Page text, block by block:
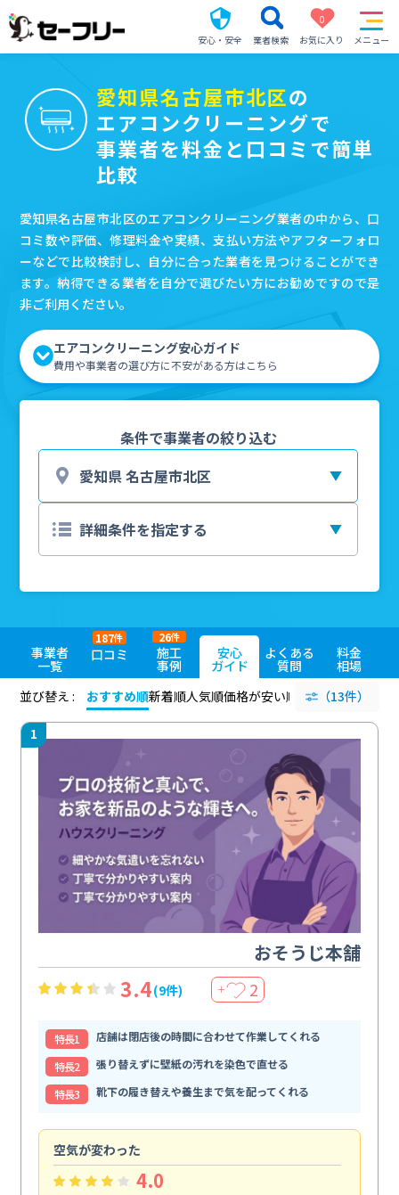
安心・安全 業者検索
0
お気に入り
メニュー
愛知県名古屋市北区の
エアコンクリーニングで
事業者を料金と口コミで簡単
比較
愛知県名古屋市北区のエアコンクリーニング業者の中から、口
コミ数や評価、修理料金や実績、支払い方法やアフターフォロ
ーなどで比較検討し、自分に合った業者を見つけることができ
ます。納得できる業者を自分で選びたい方にお勧めですので是
非ご利用ください。
エアコンクリーニング安心ガイド
費用や事業者の選び方に不安がある方はこちら
条件で事業者の絞り込む
事業者
一覧
口コミ
187件
施工
事例
26件
安心
ガイド
よくある
質問
料金
相場
並び替え :
おすすめ順新着順人気順価格が安い順 評価が高い順
（13件）
1
おそうじ本舗
3.4(9件) ＋ 2
特⻑1
店舗は閉店後の時間に合わせて作業してくれる
特⻑2
張り替えずに壁紙の汚れを染色で直せる
特⻑3
靴下の履き替えや養生まで気を配ってくれる
空気が変わった
4.0